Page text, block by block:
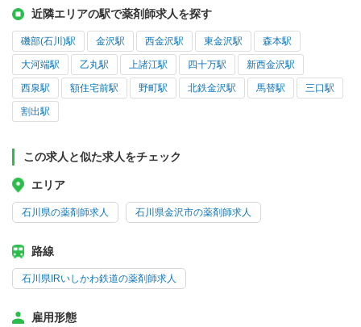
近隣エリアの駅で薬剤師求人を探す
磯部(石川)駅 金沢駅 西金沢駅 東金沢駅 森本駅
大河端駅 乙丸駅 上諸江駅 四十万駅 新西金沢駅
西泉駅 額住宅前駅 野町駅 北鉄金沢駅 馬替駅 三口駅
割出駅
この求人と似た求人をチェック
エリア
石川県の薬剤師求人 石川県金沢市の薬剤師求人
路線
石川県IRいしかわ鉄道の薬剤師求人
雇用形態